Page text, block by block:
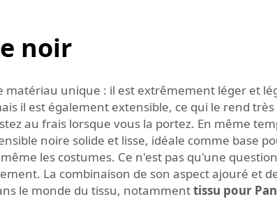
noir
matériau unique : il est extrêmement léger et
il est également extensible, ce qui le rend
au frais lorsque vous la portez. En même
noire solide et lisse, idéale comme base
les costumes. Ce n'est pas qu'une
La combinaison de son aspect ajouré et
le monde du tissu, notammenttissu pour